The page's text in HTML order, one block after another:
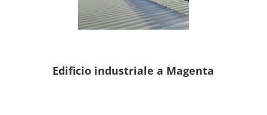
Edificio industriale a Magenta